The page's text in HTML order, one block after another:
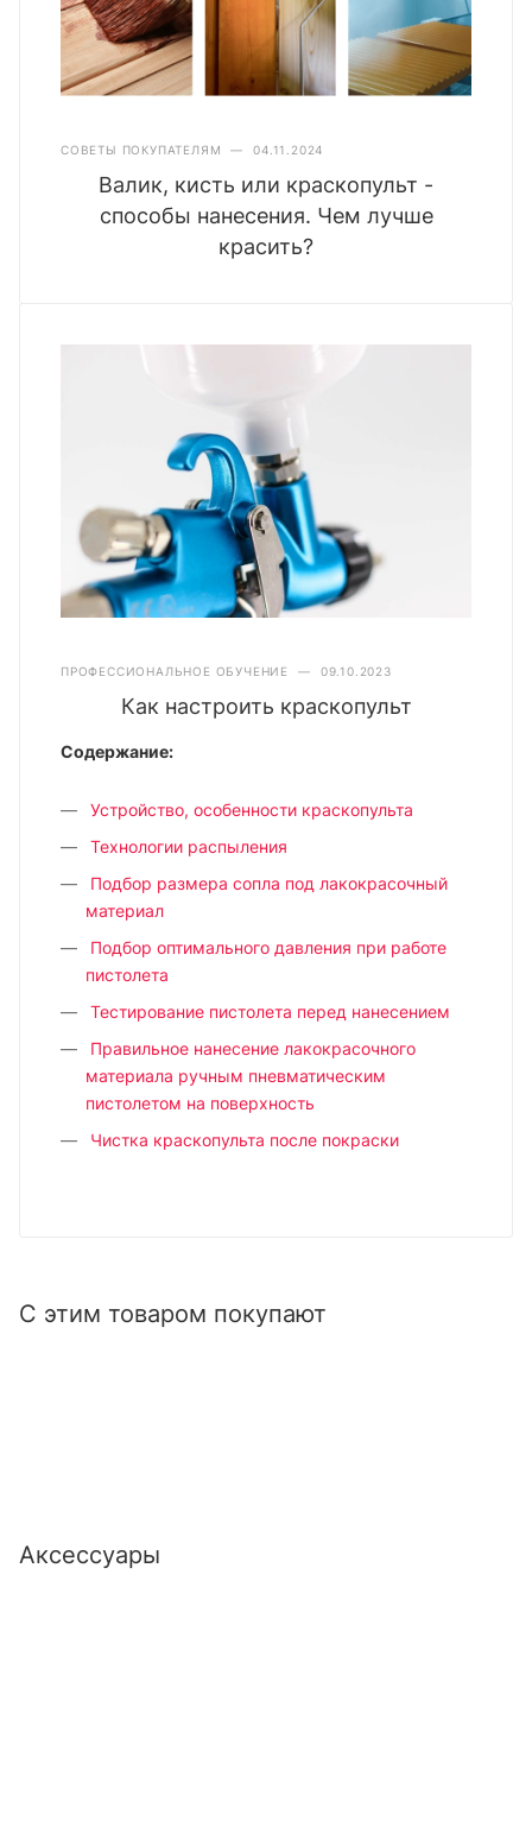
СОВЕТЫ ПОКУПАТЕЛЯМ — 04.11.2024
Валик, кисть или краскопульт -
способы нанесения. Чем лучше
красить?
ПРОФЕССИОНАЛЬНОЕ ОБУЧЕНИЕ — 09.10.2023
Как настроить краскопульт
Содержание:
Устройство, особенности краскопульта
Технологии распыления
Подбор размера сопла под лакокрасочный
материал
Подбор оптимального давления при работе
пистолета
Тестирование пистолета перед нанесением
Правильное нанесение лакокрасочного
материала ручным пневматическим
пистолетом на поверхность
Чистка краскопульта после покраски
С этим товаром покупают
Аксессуары